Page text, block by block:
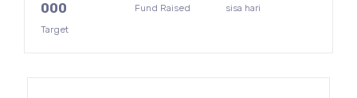
000
Target
sisa hari
Fund Raised